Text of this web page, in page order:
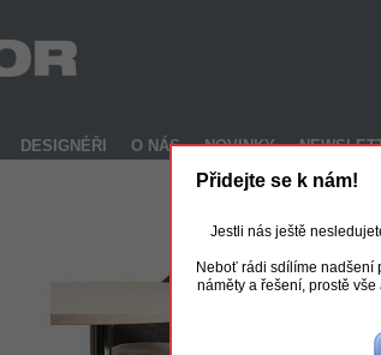
DESIGNÉŘI O NÁS NOVINKY
Přidejte se k nám!
Jestli nás ještě
Neboť rádi sdílíme nadšení
náměty a řešení, prostě